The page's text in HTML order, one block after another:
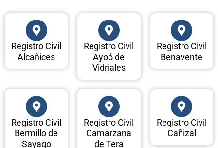
Registro Civil
Alcañices
Registro Civil
Ayoó de
Vidriales
Registro Civil
Benavente
Registro Civil
Bermillo de
Sayago
Registro Civil
Camarzana
de Tera
Registro Civil
Cañizal